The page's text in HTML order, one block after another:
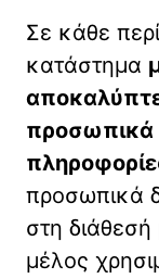
Σε κάθε
κατάστημα
προσωπικά
προσωπικά
στη
μέλος